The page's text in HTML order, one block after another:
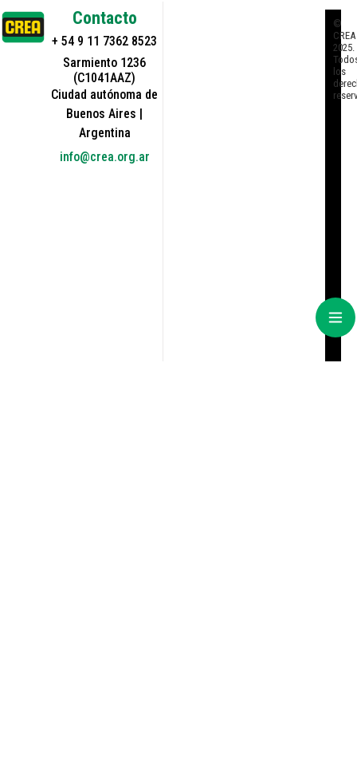
Contacto
+ 54 9 11 7362 8523
Sarmiento 1236
(C1041AAZ)
Ciudad autónoma de
Buenos Aires |
Argentina
info@crea.org.ar
©
CREA
2025.
los